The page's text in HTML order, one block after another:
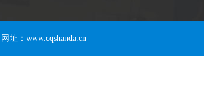
：www.cqshanda.cn